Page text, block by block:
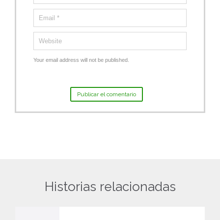
Your email address will not be published.
Historias relacionadas